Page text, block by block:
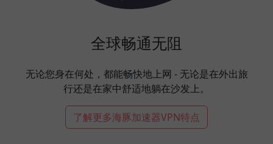
全球畅通无阻
无论您身在何处，都能畅快地上网 - 无论是在外出旅
行还是在家中舒适地躺在沙发上。
了解更多海豚加速器VPN特点